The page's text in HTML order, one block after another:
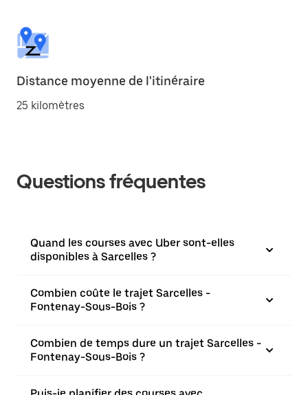
Distance moyenne de l'itinéraire
25 kilomètres
Questions fréquentes
Quand les courses avec Uber sont-elles
disponibles à Sarcelles ?
Combien coûte le trajet Sarcelles -
Fontenay-Sous-Bois ?
Combien de temps dure un trajet Sarcelles -
Fontenay-Sous-Bois ?